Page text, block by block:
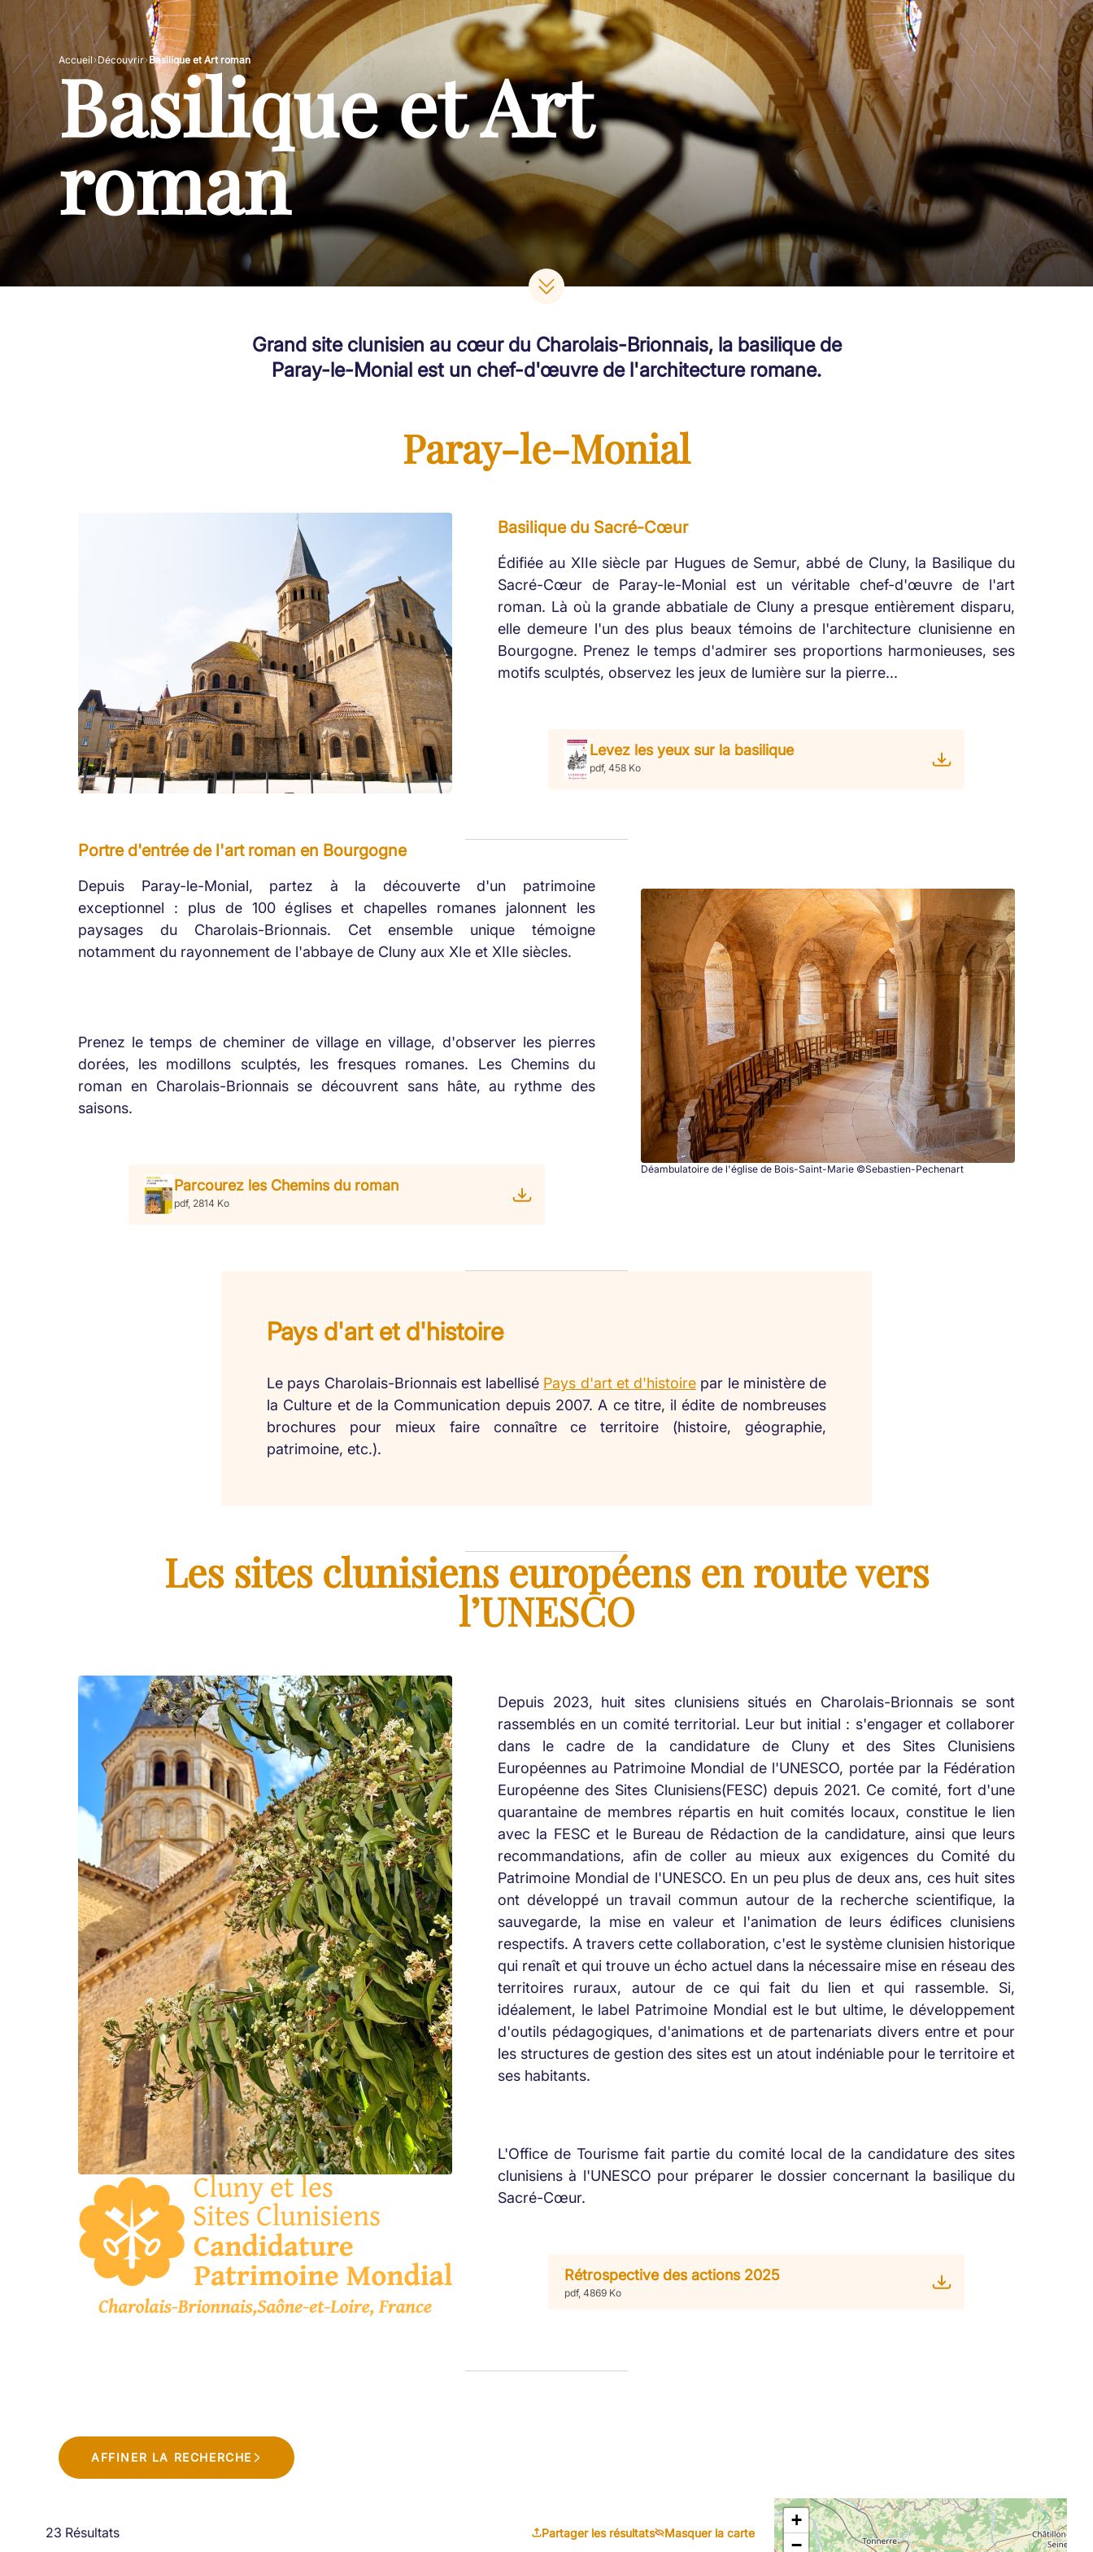
Accueil Découvrir Basilique et Art roman
Basilique et Art
roman
Grand site clunisien au cœur du Charolais-Brionnais, la basilique de
Paray-le-Monial est un chef-d'œuvre de l'architecture romane.
Paray-le-Monial
Basilique du Sacré-Cœur
Édifiée au XIIe siècle par Hugues de Semur, abbé de Cluny, la Basilique du
Sacré-Cœur de Paray-le-Monial est un véritable chef-d'œuvre de l'art
roman. Là où la grande abbatiale de Cluny a presque entièrement disparu,
elle demeure l'un des plus beaux témoins de l'architecture clunisienne en
Bourgogne. Prenez le temps d'admirer ses proportions harmonieuses, ses
motifs sculptés, observez les jeux de lumière sur la pierre...
Levez les yeux sur la basilique
pdf, 458 Ko
Déambulatoire de l'église de Bois-Saint-Marie ©Sebastien-Pechenart
Portre d'entrée de l'art roman en Bourgogne
Depuis Paray-le-Monial, partez à la découverte d'un patrimoine
exceptionnel : plus de 100 églises et chapelles romanes jalonnent les
paysages du Charolais-Brionnais. Cet ensemble unique témoigne
notamment du rayonnement de l'abbaye de Cluny aux XIe et XIIe siècles.
Prenez le temps de cheminer de village en village, d'observer les pierres
dorées, les modillons sculptés, les fresques romanes. Les Chemins du
roman en Charolais-Brionnais se découvrent sans hâte, au rythme des
saisons.
Parcourez les Chemins du roman
pdf, 2814 Ko
Pays d'art et d'histoire
Le pays Charolais-Brionnais est labellisé Pays d'art et d'histoire par le ministère de
la Culture et de la Communication depuis 2007. A ce titre, il édite de nombreuses
brochures pour mieux faire connaître ce territoire (histoire, géographie,
patrimoine, etc.).
Les sites clunisiens européens en route vers
l’UNESCO
Depuis 2023, huit sites clunisiens situés en Charolais-Brionnais se sont
rassemblés en un comité territorial. Leur but initial : s'engager et collaborer
dans le cadre de la candidature de Cluny et des Sites Clunisiens
Européennes au Patrimoine Mondial de l'UNESCO, portée par la Fédération
Européenne des Sites Clunisiens(FESC) depuis 2021. Ce comité, fort d'une
quarantaine de membres répartis en huit comités locaux, constitue le lien
avec la FESC et le Bureau de Rédaction de la candidature, ainsi que leurs
recommandations, afin de coller au mieux aux exigences du Comité du
Patrimoine Mondial de l'UNESCO. En un peu plus de deux ans, ces huit sites
ont développé un travail commun autour de la recherche scientifique, la
sauvegarde, la mise en valeur et l'animation de leurs édifices clunisiens
respectifs. A travers cette collaboration, c'est le système clunisien historique
qui renaît et qui trouve un écho actuel dans la nécessaire mise en réseau des
territoires ruraux, autour de ce qui fait du lien et qui rassemble. Si,
idéalement, le label Patrimoine Mondial est le but ultime, le développement
d'outils pédagogiques, d'animations et de partenariats divers entre et pour
les structures de gestion des sites est un atout indéniable pour le territoire et
ses habitants.
L'Office de Tourisme fait partie du comité local de la candidature des sites
clunisiens à l'UNESCO pour préparer le dossier concernant la basilique du
Sacré-Cœur.
Rétrospective des actions 2025
pdf, 4869 Ko
AFFINER LA RECHERCHE
23 Résultats Partager les résultats Masquer la carte
+
−